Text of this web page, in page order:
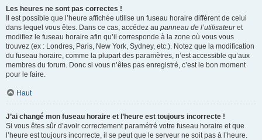
Les heures ne sont pas correctes !
Il est possible que l’heure affichée utilise un fuseau horaire différent de celui
dans lequel vous êtes. Dans ce cas, accédez au panneau de l’utilisateuret
modifiez le fuseau horaire afin qu’il corresponde à la zone où vous vous
trouvez (ex : Londres, Paris, New York, Sydney, etc.). Notez que la modification
du fuseau horaire, comme la plupart des paramètres, n’est accessible qu’aux
membres du forum. Donc si vous n’êtes pas enregistré, c’est le bon moment
pour le faire.
Haut
J’ai changé mon fuseau horaire et l’heure est toujours incorrecte !
Si vous êtes sûr d’avoir correctement paramétré votre fuseau horaire et que
l’heure est toujours incorrecte, il se peut que le serveur ne soit pas à l’heure.